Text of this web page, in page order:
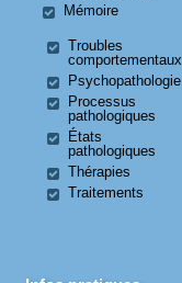
Mémoire
Troubles
comportementaux
Psychopathologie
Processus
pathologiques
États
pathologiques
Thérapies
Traitements